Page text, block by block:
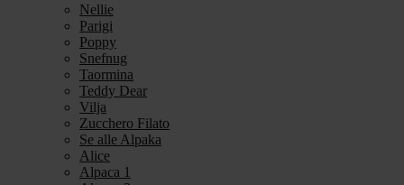
Nellie
Parigi
Poppy
Snefnug
Taormina
Teddy Dear
Vilja
Zucchero Filato
Se alle Alpaka
Alice
Alpaca 1